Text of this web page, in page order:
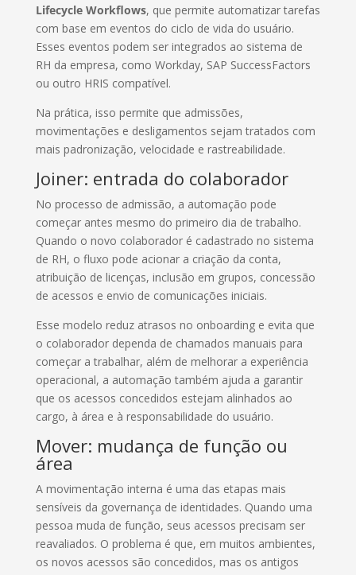
Lifecycle Workflows, que permite automatizar tarefas
com base em eventos do ciclo de vida do usuário.
Esses eventos podem ser integrados ao sistema de
RH da empresa, como Workday, SAP SuccessFactors
ou outro HRIS compatível.
Na prática, isso permite que admissões,
movimentações e desligamentos sejam tratados com
mais padronização, velocidade e rastreabilidade.
Joiner: entrada do colaborador
No processo de admissão, a automação pode
começar antes mesmo do primeiro dia de trabalho.
Quando o novo colaborador é cadastrado no sistema
de RH, o fluxo pode acionar a criação da conta,
atribuição de licenças, inclusão em grupos, concessão
de acessos e envio de comunicações iniciais.
Esse modelo reduz atrasos no onboarding e evita que
o colaborador dependa de chamados manuais para
começar a trabalhar, além de melhorar a experiência
operacional, a automação também ajuda a garantir
que os acessos concedidos estejam alinhados ao
cargo, à área e à responsabilidade do usuário.
Mover: mudança de função ou
área
A movimentação interna é uma das etapas mais
sensíveis da governança de identidades. Quando uma
pessoa muda de função, seus acessos precisam ser
reavaliados. O problema é que, em muitos ambientes,
os novos acessos são concedidos, mas os antigos